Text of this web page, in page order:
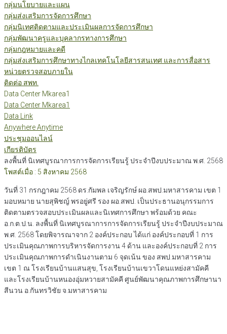
กลุ่มนโยบายและแผน
กลุ่มส่งเสริมการจัดการศึกษา
กลุ่มนิเทศติดตามและประเมินผลการจัดการศึกษา
กลุ่มพัฒนาครูและบุคลากรทางการศึกษา
กลุ่มกฎหมายและคดี
กลุ่มส่งเสริมการศึกษาทางไกลเทคโนโลยีสารสนเทศ และการสื่อสาร
หน่วยตรวจสอบภายใน
ติดต่อ สพท.
Data Center Mkarea1
Data Center Mkarea1
Data Link
Anywhere Anytime
ประชุมออนไลน์
เกียรติบัตร
ลงพื้นที่ นิเทศบูรณาการการจัดการเรียนรู้ ประจำปีงบประมาณ พ.ศ. 2568
โพสต์เมื่อ : 5 สิงหาคม 2568
วันที่ 31 กรกฎาคม 2568 ดร.กัมพล เจริญรักษ์ ผอ.สพป.มหาสารคาม เขต 1
มอบหมาย นายสุพิชญ์ พรอยู่ศรี รอง ผอ.สพป. เป็นประธานอนุกรรมการ
ติดตามตรวจสอบประเมินผลและนิเทศการศึกษา พร้อมด้วย คณะ
อ.ก.ต.ป.น. ลงพื้นที่ นิเทศบูรณาการการจัดการเรียนรู้ ประจำปีงบประมาณ
พ.ศ. 2568 โดยพิจารณาจาก 2 องค์ประกอบ ได้แก่ องค์ประกอบที่ 1 การ
ประเมินคุณภาพการบริหารจัดการงาน 4 ด้าน และองค์ประกอบที่ 2 การ
ประเมินคุณภาพการดำเนินงานตาม 6 จุดเน้น ของ สพป.มหาสารคาม
เขต 1 ณ โรงเรียนบ้านแสนสุข, โรงเรียนบ้านเขวาโดนแหย่งสามัคคี
และโรงเรียนบ้านหนองอุ่มหวายสามัคคี ศูนย์พัฒนาคุณภาพการศึกษานา
สีนวน อ.กันทรวิชัย จ.มหาสารคาม